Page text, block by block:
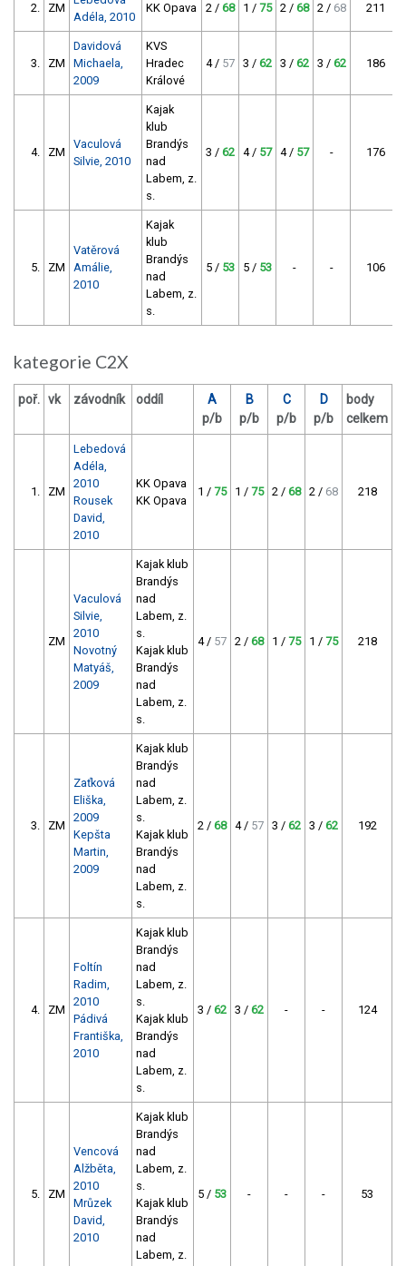
2. ZM
Adéla, 2010
KK Opava 2 / 68 1 / 75 2 / 68 2 / 68 211
3. ZM
Davidová
Michaela,
2009
KVS
Hradec
Králové
4 / 57 3 / 62 3 / 62 3 / 62 186
4. ZM
Vaculová
Silvie, 2010
Kajak
klub
Brandýs
nad
Labem, z.
s.
3 / 62 4 / 57 4 / 57 - 176
5. ZM
Vatěrová
Amálie,
2010
Kajak
klub
Brandýs
nad
Labem, z.
s.
5 / 53 5 / 53 - - 106
kategorie C2X
poř. vk závodník oddíl
A
p/b
B
p/b
C
p/b
D
p/b
body
celkem
1. ZM
Lebedová
Adéla,
2010
Rousek
David,
2010
KK Opava
KK Opava
1 / 75 1 / 75 2 / 68 2 / 68 218
ZM
Vaculová
Silvie,
2010
Novotný
Matyáš,
2009
Kajak klub
Brandýs
nad
Labem, z.
s.
Kajak klub
Brandýs
nad
Labem, z.
s.
4 / 57 2 / 68 1 / 75 1 / 75 218
3. ZM
Zaťková
Eliška,
2009
Kepšta
Martin,
2009
Kajak klub
Brandýs
nad
Labem, z.
s.
Kajak klub
Brandýs
nad
Labem, z.
s.
2 / 68 4 / 57 3 / 62 3 / 62 192
4. ZM
Foltín
Radim,
2010
Pádivá
Františka,
2010
Kajak klub
Brandýs
nad
Labem, z.
s.
Kajak klub
Brandýs
nad
Labem, z.
s.
3 / 62 3 / 62 - - 124
5. ZM
Vencová
Alžběta,
2010
Mrůzek
David,
2010
Kajak klub
Brandýs
nad
Labem, z.
s.
Kajak klub
Brandýs
nad
Labem, z.
5 / 53 - - - 53